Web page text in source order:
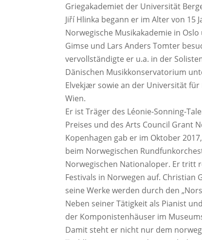
Griegakademiet der Universität
Jiří Hlinka begann er im Alter von 15
Norwegische Musikakademie in
Gimse und Lars Anders Tomter
vervollständigte er u.a. in der
Dänischen Musikkonservatorium
Elvekjær sowie an der Universität
Wien.
Er ist Träger des Léonie-Sonning-
Preises und des Arts Council Grant
Kopenhagen gab er im Oktober
beim Norwegischen
Norwegischen Nationaloper. Er tritt
Festivals in Norwegen auf. Christian
seine Werke werden durch den
Neben seiner Tätigkeit als Pianist
der Komponistenhäuser im
Damit steht er nicht nur dem